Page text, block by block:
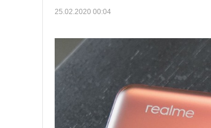
25.02.2020 00:04